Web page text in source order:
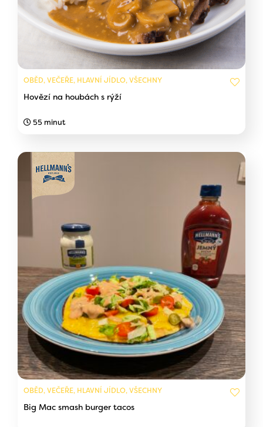
OBĚD, VEČEŘE, HLAVNÍ JÍDLO, VŠECHNY
Hovězí na houbách s rýží
55 minut
OBĚD, VEČEŘE, HLAVNÍ JÍDLO, VŠECHNY
Big Mac smash burger tacos